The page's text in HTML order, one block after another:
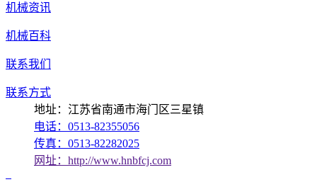
机械资讯
机械百科
联系我们
联系方式
地址：江苏省南通市海门区三星镇
电话：0513-82355056
传真：0513-82282025
网址：http://www.hnbfcj.com